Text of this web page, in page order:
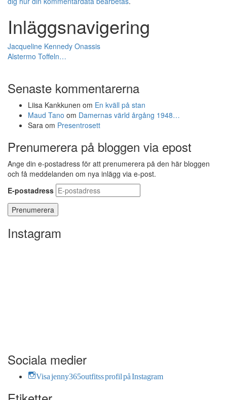
Inläggsnavigering
Jacqueline Kennedy Onassis
Alstermo Toffeln…
Senaste kommentarerna
Liisa Kankkunen om En kväll på stan
Maud Tano om Damernas värld årgång 1948…
Sara om Presentrosett
Prenumerera på bloggen via epost
Ange din e-postadress för att prenumerera på den här bloggen
och få meddelanden om nya inlägg via e-post.
E-postadress
Instagram
Sociala medier
Visa jenny365outfitss profil på Instagram